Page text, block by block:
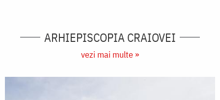
ARHIEPISCOPIA CRAIOVEI
vezi mai multe »